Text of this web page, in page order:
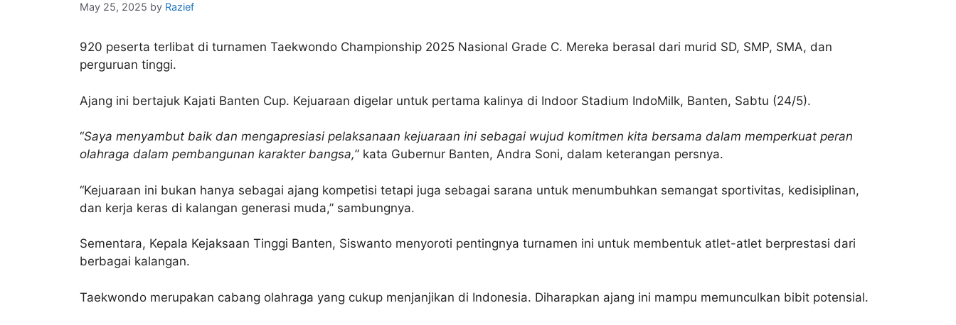
May 25, 2025 by Razief
920 peserta terlibat di turnamen Taekwondo Championship 2025 Nasional Grade C. Mereka berasal dari murid SD, SMP, SMA, dan
perguruan tinggi.
Ajang ini bertajuk Kajati Banten Cup. Kejuaraan digelar untuk pertama kalinya di Indoor Stadium IndoMilk, Banten, Sabtu (24/5).
“Saya menyambut baik dan mengapresiasi pelaksanaan kejuaraan ini sebagai wujud komitmen kita bersama dalam memperkuat peran
olahraga dalam pembangunan karakter bangsa,” kata Gubernur Banten, Andra Soni, dalam keterangan persnya.
“Kejuaraan ini bukan hanya sebagai ajang kompetisi tetapi juga sebagai sarana untuk menumbuhkan semangat sportivitas, kedisiplinan,
dan kerja keras di kalangan generasi muda,” sambungnya.
Sementara, Kepala Kejaksaan Tinggi Banten, Siswanto menyoroti pentingnya turnamen ini untuk membentuk atlet-atlet berprestasi dari
berbagai kalangan.
Taekwondo merupakan cabang olahraga yang cukup menjanjikan di Indonesia. Diharapkan ajang ini mampu memunculkan bibit potensial.